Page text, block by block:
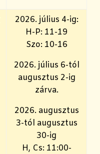
2026. július 4-ig:
H-P: 11-19
Szo: 10-16
2026. július 6-tól
augusztus 2-ig
zárva.
2026. augusztus
3-tól augusztus
30-ig
H, Cs: 11:00-